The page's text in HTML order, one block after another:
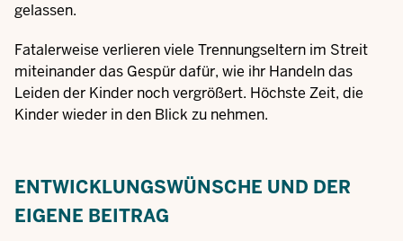
gelassen.
Fatalerweise verlieren viele Trennungseltern im Streit
miteinander das Gespür dafür, wie ihr Handeln das
Leiden der Kinder noch vergrößert. Höchste Zeit, die
Kinder wieder in den Blick zu nehmen.
ENTWICKLUNGSWÜNSCHE UND DER
EIGENE BEITRAG